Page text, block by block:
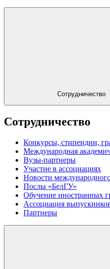
Сотрудничество
Сотрудничество
Конкурсы, стипендии,
Международная
Вузы-партнеры
Участие в ассоциациях
Новости
Послы «БелГУ»
Обучение иностранных
Ассоциация
Партнеры